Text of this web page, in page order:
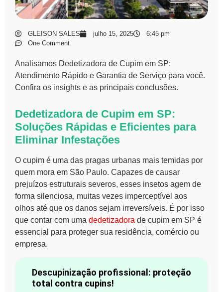
GLEISON SALES julho 15, 2025
6:45 pm
One Comment
Analisamos Dedetizadora de Cupim em SP:
Atendimento Rápido e Garantia de Serviço para você.
Confira os insights e as principais conclusões.
Dedetizadora de Cupim em SP:
Soluções Rápidas e Eficientes para
Eliminar Infestações
O cupim é uma das pragas urbanas mais temidas por
quem mora em São Paulo. Capazes de causar
prejuízos estruturais severos, esses insetos agem de
forma silenciosa, muitas vezes imperceptível aos
olhos até que os danos sejam irreversíveis. É por isso
que contar com uma dedetizadora de cupim em SP é
essencial para proteger sua residência, comércio ou
empresa.
Descupinização profissional: proteção
total contra cupins!